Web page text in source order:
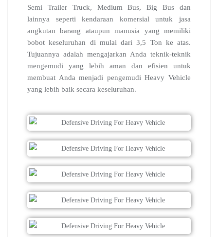
Semi Trailer Truck, Medium Bus, Big Bus dan
lainnya seperti kendaraan komersial untuk jasa
angkutan barang ataupun manusia yang memiliki
bobot keseluruhan di mulai dari 3,5 Ton ke atas.
Tujuannya adalah mengajarkan Anda teknik-teknik
mengemudi yang lebih aman dan efisien untuk
membuat Anda menjadi pengemudi Heavy Vehicle
yang lebih baik secara keseluruhan.